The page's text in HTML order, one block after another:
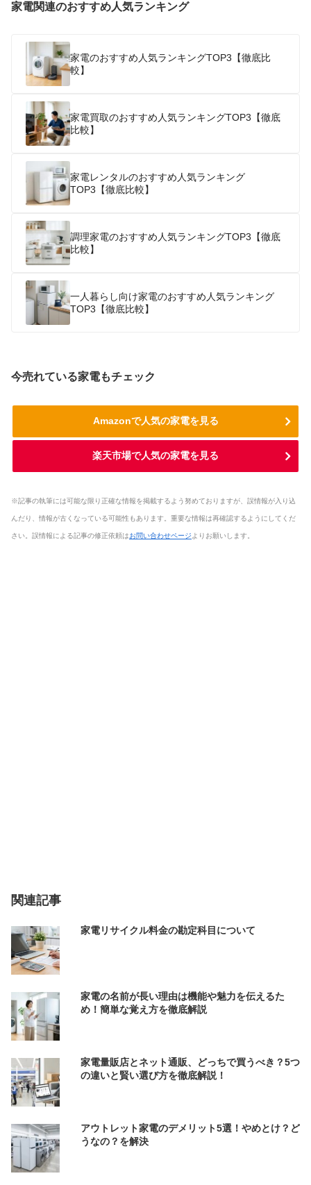
家電関連のおすすめ人気ランキング
家電のおすすめ人気ランキングTOP3【徹底比
較】
家電買取のおすすめ人気ランキングTOP3【徹底
比較】
家電レンタルのおすすめ人気ランキング
TOP3【徹底比較】
調理家電のおすすめ人気ランキングTOP3【徹底
比較】
一人暮らし向け家電のおすすめ人気ランキング
TOP3【徹底比較】
今売れている家電もチェック
Amazonで人気の家電を見る
楽天市場で人気の家電を見る
※記事の執筆には可能な限り正確な情報を掲載するよう努めておりますが、誤情報が入り込
んだり、情報が古くなっている可能性もあります。重要な情報は再確認するようにしてくだ
さい。誤情報による記事の修正依頼はお問い合わせページ よりお願いします。
関連記事
家電リサイクル料金の勘定科目について
家電の名前が長い理由は機能や魅力を伝えるた
め！簡単な覚え方を徹底解説
家電量販店とネット通販、どっちで買うべき？5つ
の違いと賢い選び方を徹底解説！
アウトレット家電のデメリット5選！やめとけ？ど
うなの？を解決